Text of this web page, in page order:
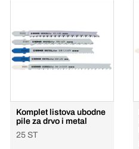
Komplet listova ubodne
pile za drvo i metal
25 ST